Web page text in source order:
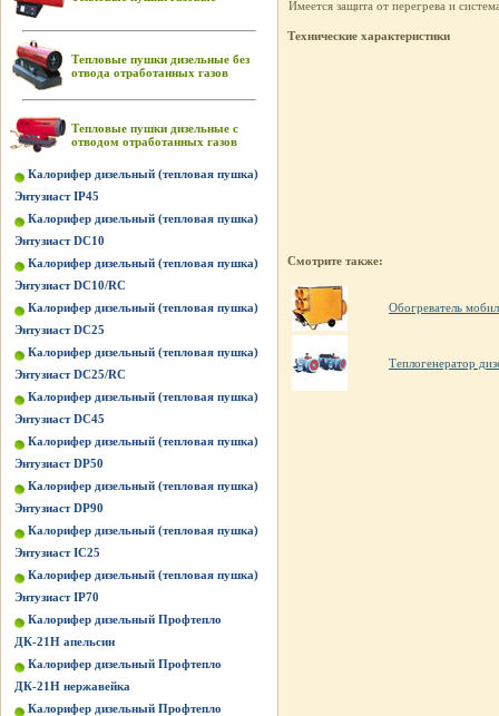
Тепловые пушки дизельные без
отвода отработанных газов
Тепловые пушки дизельные с
отводом отработанных газов
Калорифер дизельный (тепловая пушка)
Энтузиаст IP45
Калорифер дизельный (тепловая пушка)
Энтузиаст DC10
Калорифер дизельный (тепловая пушка)
Энтузиаст DC10/RC
Калорифер дизельный (тепловая пушка)
Энтузиаст DC25
Калорифер дизельный (тепловая пушка)
Энтузиаст DC25/RC
Калорифер дизельный (тепловая пушка)
Энтузиаст DC45
Калорифер дизельный (тепловая пушка)
Энтузиаст DP50
Калорифер дизельный (тепловая пушка)
Энтузиаст DP90
Калорифер дизельный (тепловая пушка)
Энтузиаст IC25
Калорифер дизельный (тепловая пушка)
Энтузиаст IP70
Калорифер дизельный Профтепло
ДК-21Н апельсин
Калорифер дизельный Профтепло
ДК-21Н нержавейка
Калорифер дизельный Профтепло
Имеется защита от перегрева и
Технические характеристики
Смотрите также:
Обогреватель
Теплогенератор